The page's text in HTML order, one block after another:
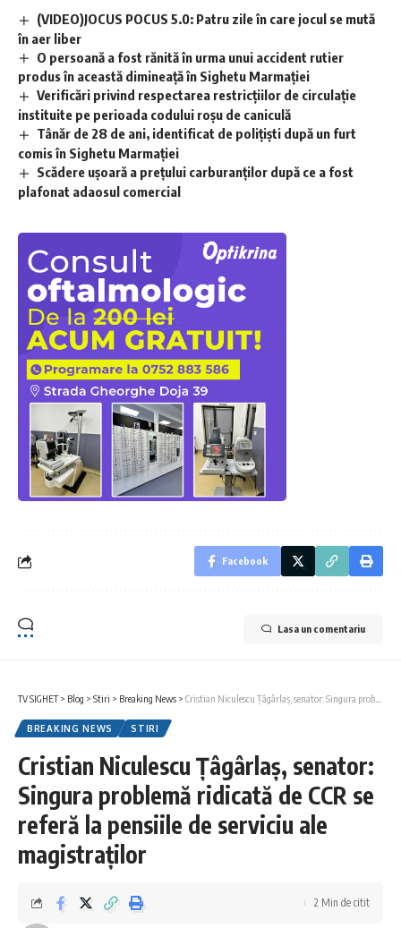
(VIDEO)JOCUS POCUS 5.0: Patru zile în care jocul se mută
în aer liber
O persoană a fost rănită în urma unui accident rutier
produs în această dimineață în Sighetu Marmației
Verificări privind respectarea restricțiilor de circulație
instituite pe perioada codului roșu de caniculă
Tânăr de 28 de ani, identificat de polițiști după un furt
comis în Sighetu Marmației
Scădere ușoară a prețului carburanților după ce a fost
plafonat adaosul comercial
Facebook
Lasa un comentariu
TV SIGHET> Blog > Stiri > Breaking News > Cristian Niculescu Țâgârlaș, senator: Singura problemă ridicată de CCR se referă la pensiile de serviciu ale magistraților
BREAKING NEWS STIRI
Cristian Niculescu Țâgârlaș, senator:
Singura problemă ridicată de CCR se
referă la pensiile de serviciu ale
magistraților
2 Min de citit